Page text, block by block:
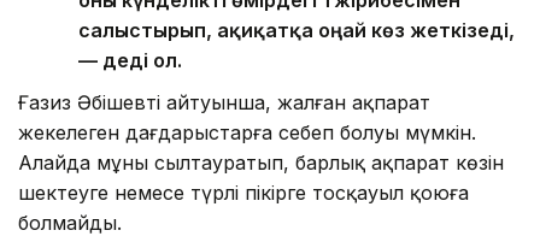
салыстырып, ақиқатқа оңай көз жеткізеді,
— деді ол.
Ғазиз Әбішевтің айтуынша, жалған ақпарат
жекелеген дағдарыстарға себеп болуы мүмкін.
Алайда мұны сылтауратып, барлық ақпарат көзін
шектеуге немесе түрлі пікірге тосқауыл қоюға
болмайды.